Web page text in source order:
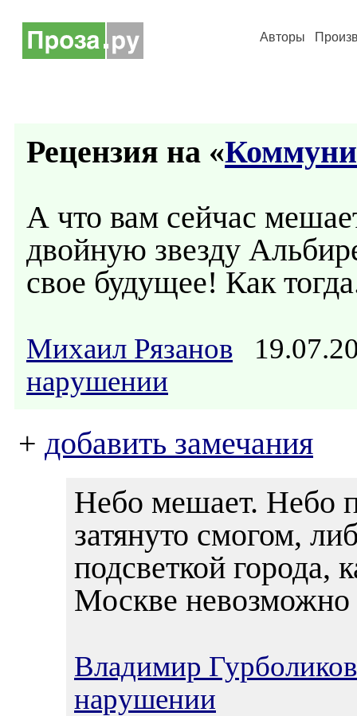
Авторы
Рецензия на «
А что вам сейчас
двойную звезду
свое будущее! Как
Михаил Рязанов
нарушении
+ добавить замечания
Небо мешает. Небо
затянуто смогом,
подсветкой города,
Москве невозможно
Владимир Гурболиков
нарушении